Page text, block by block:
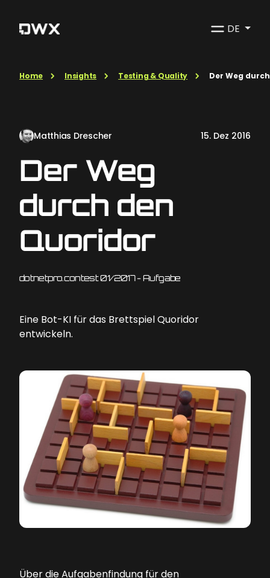
DE
Home Insights Testing & Quality Der Weg
Matthias Drescher 15. Dez 2016
Der Weg
durch den
Quoridor
dotnetpro.contest 01/2017 - Aufgabe
Eine Bot-KI für das Brettspiel Quoridor
entwickeln.
Über die Aufgabenfindung für den